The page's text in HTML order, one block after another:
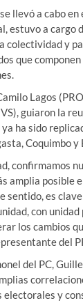
llevó a cabo
estuvo a cargo
colectividad y
que
Lagos
guiaron la
ha sido
Coquimbo y
confirmamos
amplia posible
sentido, es
con
los cambios
del
del PC,
electorales y